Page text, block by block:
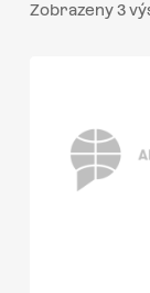
Zobrazeny 3